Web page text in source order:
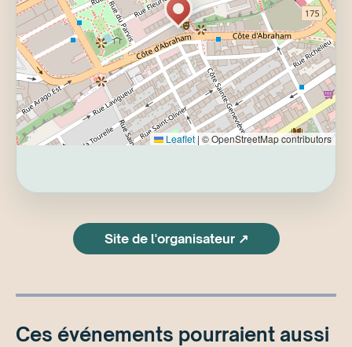
Leaflet | © OpenStreetMap contributors
Site de l'organisateur ↗
Ces événements pourraient aussi